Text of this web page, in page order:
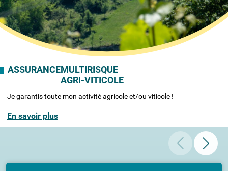
ASSURANCEMULTIRISQUE
AGRI-VITICOLE
Je garantis toute mon activité agricole et/ou viticole !
En savoir plus